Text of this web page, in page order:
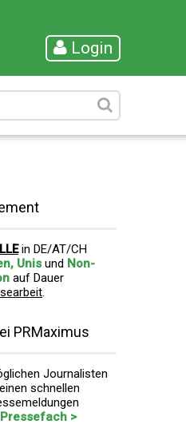
Login
in DE/AT/CH
Unis und Non-
auf Dauer
.
PRMaximus
Journalisten
schnellen
Pressefach >